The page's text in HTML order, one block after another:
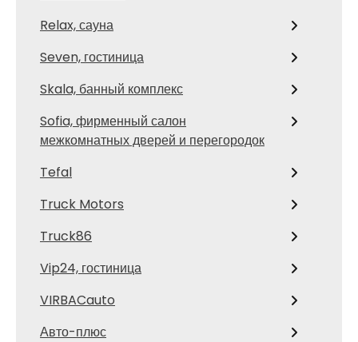
Relax, сауна
Seven, гостиница
Skala, банный комплекс
Sofia, фирменный салон
межкомнатных дверей и перегородок
Tefal
Truck Motors
Truck86
Vip24, гостиница
VIRBACauto
Авто-плюс